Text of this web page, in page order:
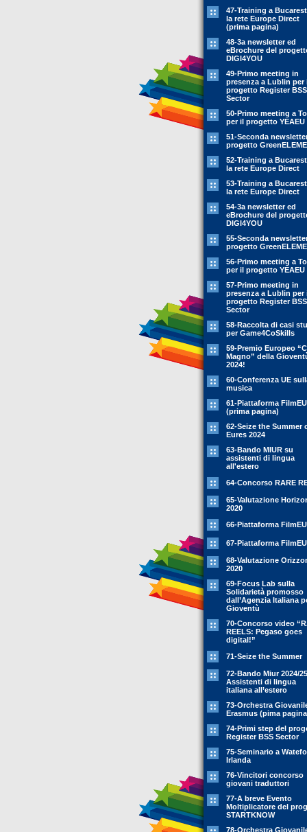
47-Training a
la rete Europe Direct
(prima pagina)
48-3a newsletter ed
eBrochure del
DIGI4YOU
49-Primo meeting in
presenza a Lublin per
progetto Register BSS
Sector
50-Primo meeting a
per il progetto YEAEU
51-Seconda
progetto
52-Training a
la rete Europe Direct
53-Training a
la rete Europe Direct
54-3a newsletter ed
eBrochure del
DIGI4YOU
55-Seconda
progetto
56-Primo meeting a
per il progetto YEAEU
57-Primo meeting in
presenza a Lublin per
progetto Register BSS
Sector
58-Raccolta di casi
per Game4CoSkills
59-Premio Europeo
Magno” della
2024!
60-Conferenza UE
musica
61-Piattaforma FilmEU
(prima pagina)
62-Seize the Summer
Eures 2024
63-Bando MIUR su
assistenti di lingua
all'estero
64-Concorso RARE
65-Valutazione
2020
66-Piattaforma FilmEU
67-Piattaforma FilmEU
68-Valutazione
2020
69-Focus Lab sulla
Solidarietà promosso
dall’Agenzia Italiana
Gioventù
70-Concorso video
REELS: Pegaso goes
digital!”
71-Seize the Summer
72-Bando Miur 2024/
Assistenti di lingua
italiana all’estero
73-Orchestra
Erasmus (pima
74-Primi step del
Register BSS Sector
75-Seminario a
Irlanda
76-Vincitori concorso
giovani traduttori
77-A breve Evento
Moltiplicatore del
STARTKNOW
78-Orchestra